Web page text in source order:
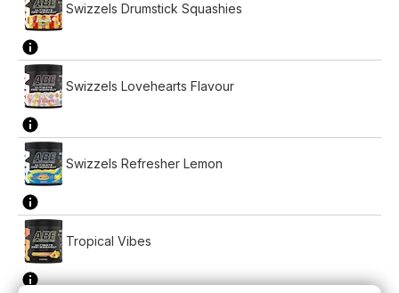
Swizzels Drumstick Squashies
Swizzels Lovehearts Flavour
Swizzels Refresher Lemon
Tropical Vibes